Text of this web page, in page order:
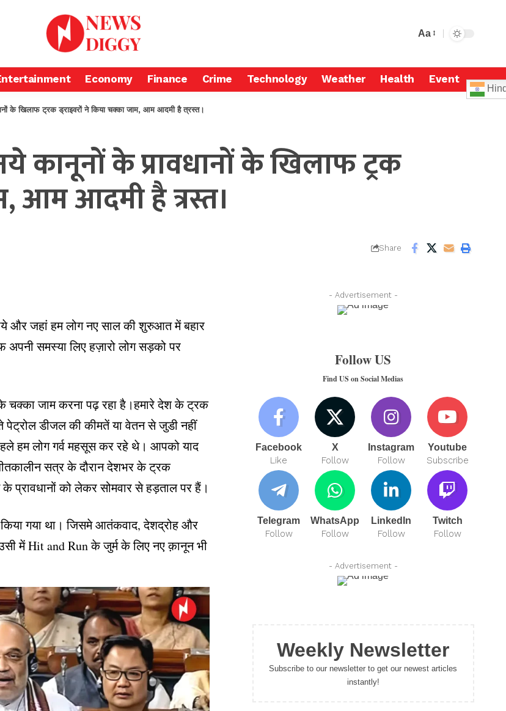
Aa
Economy Finance Crime Technology Weather Health Event
खिलाफ ट्रक ड्राइवरों ने किया चक्का जाम, आम आदमी है त्रस्त।
के प्रावधानों के खिलाफ ट्रक
आम आदमी है त्रस्त।
Share
और जहां हम लोग नए साल की शुरुआत में बहार
अपनी समस्या लिए हज़ारो लोग सड़को पर
चक्का जाम करना पढ़ रहा है।हमारे देश के ट्रक
डीजल की कीमतें या वेतन से जुडी नहीं
हम लोग गर्व महसूस कर रहे थे। आपको याद
सत्र के दौरान देशभर के ट्रक
प्रावधानों को लेकर सोमवार से हड़ताल पर हैं।
किया गया था। जिसमे आतंकवाद, देशद्रोह और
में Hit and Run के जुर्म के लिए नए क़ानून भी
- Advertisement -
Follow US
Find US on Social Medias
Facebook
Like
X
Follow
Instagram
Follow
Youtube
Subscribe
Telegram
Follow
WhatsApp
Follow
LinkedIn
Follow
Twitch
Follow
- Advertisement -
Weekly Newsletter
Subscribe to our newsletter to get our newest articles
instantly!